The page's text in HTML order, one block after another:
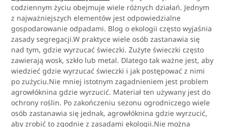
codziennym życiu obejmuje wiele różnych działań. Jednym
z najważniejszych elementów jest odpowiedzialne
gospodarowanie odpadami. Blog o ekologii często wyjaśnia
zasady segregacji.W praktyce wiele osób zastanawia się
nad tym, gdzie wyrzucać świeczki. Zużyte świeczki często
zawierają wosk, szkło lub metal. Dlatego tak ważne jest, aby
wiedzieć gdzie wyrzucać świeczki i jak postępować z nimi
po zużyciu.Nie mniej istotnym zagadnieniem jest problem
agrowłóknina gdzie wyrzucić. Materiał ten używany jest do
ochrony roślin. Po zakończeniu sezonu ogrodniczego wiele
osób zastanawia się jednak, agrowłóknina gdzie wyrzucić,
aby zrobić to zgodnie z zasadami ekologii.Nie można